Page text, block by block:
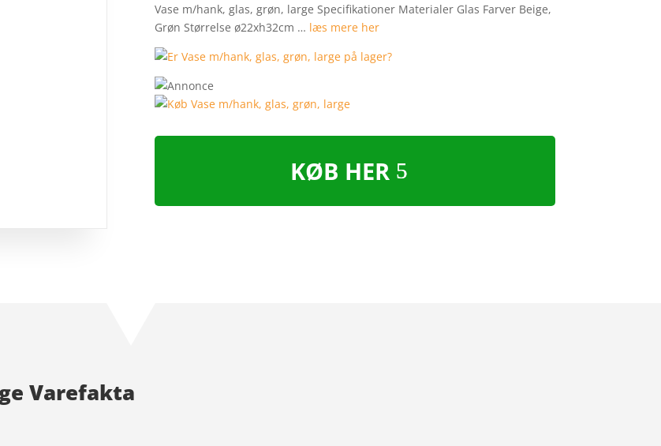
Vase m/hank, glas, grøn, large Specifikationer Materialer Glas Farver Beige,
Grøn Størrelse ø22xh32cm … læs mere her
KØB HER
Varefakta